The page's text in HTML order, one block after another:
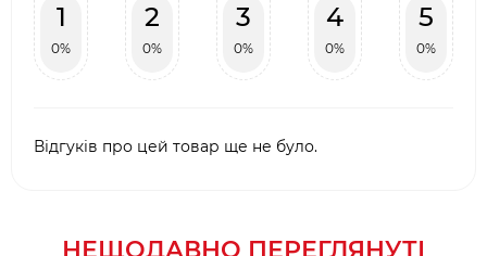
1
0%
2
0%
3
0%
4
0%
5
0%
Відгуків про цей товар ще не було.
НЕЩОДАВНО ПЕРЕГЛЯНУТІ